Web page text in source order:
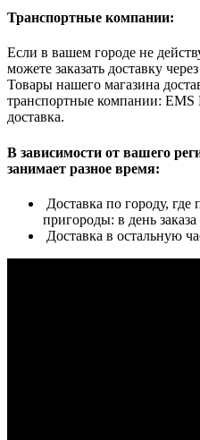
Транспортные компании:
Если в вашем городе не
можете заказать доставку
Товары нашего магазина
транспортные компании:
доставка.
В зависимости от вашего
занимает разное время:
Доставка по городу, где
пригороды: в день
Доставка в остальную